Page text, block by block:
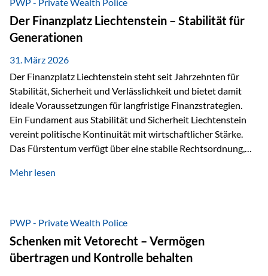
heißt das:Diese Gelder gehören im Konkursfall nicht zur
allgemeinen Konkursmasse, sondern werden ausschließlich
zur Erfüllung…
Der Finanzplatz Liechtenstein – Stabilität für
Generationen
31. März 2026
Der Finanzplatz Liechtenstein steht seit Jahrzehnten für
Stabilität, Sicherheit und Verlässlichkeit und bietet damit
ideale Voraussetzungen für langfristige Finanzstrategien.
Ein Fundament aus Stabilität und Sicherheit Liechtenstein
vereint politische Kontinuität mit wirtschaftlicher Stärke.
Das Fürstentum verfügt über eine stabile Rechtsordnung,
monarchischen Elementen basiert. Diese Struktur schafft
und Unternehmen. Ein wesentliches Merkmal ist die
Staatsfinanzierung: Liechtenstein weist keine
Staatsschulden auf, und der Schutz der wirtschaftlichen
Interessen der Bevölkerung ist in der Verfassung verankert.
Mehr lesen
PWP - Private Wealth Police
Schenken mit Vetorecht – Vermögen
übertragen und Kontrolle behalten